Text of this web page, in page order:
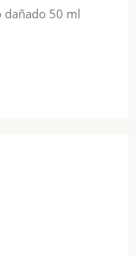
dañado 50 ml